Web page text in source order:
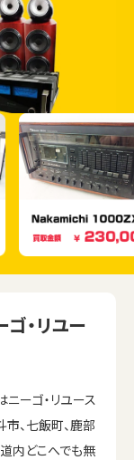
・リユー
ーゴ・リユース
市、七飯町、鹿部
内どこへでも無